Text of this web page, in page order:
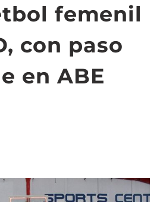
femenil
con paso
en ABE